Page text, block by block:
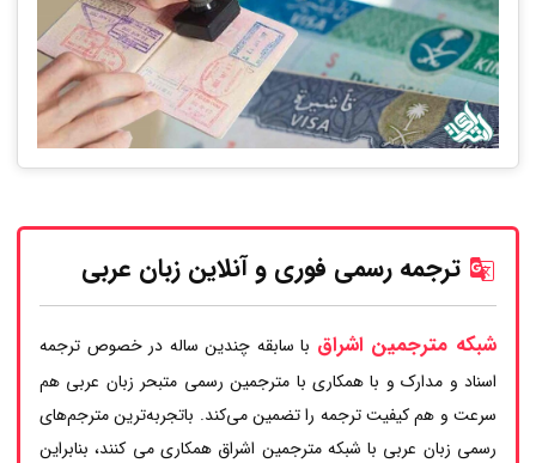
ترجمه رسمی فوری و آنلاین زبان عربی
شبکه مترجمین اشراق با سابقه چندین ساله در خصوص ترجمه
اسناد و مدارک و با همکاری با مترجمین رسمی متبحر زبان عربی هم
سرعت و هم کیفیت ترجمه را تضمین می‌کند. باتجربه‌ترین مترجم‌های
رسمی زبان عربی با شبکه مترجمین اشراق همکاری می کنند، بنابراین